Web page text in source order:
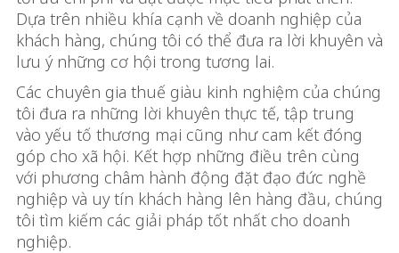
Dựa trên nhiều khía cạnh về doanh nghiệp của
khách hàng, chúng tôi có thể đưa ra lời khuyên và
lưu ý những cơ hội trong tương lai.
Các chuyên gia thuế giàu kinh nghiệm của chúng
tôi đưa ra những lời khuyên thực tế, tập trung
vào yếu tố thương mại cũng như cam kết đóng
góp cho xã hội. Kết hợp những điều trên cùng
với phương châm hành động đặt đạo đức nghề
nghiệp và uy tín khách hàng lên hàng đầu, chúng
tôi tìm kiếm các giải pháp tốt nhất cho doanh
nghiệp.